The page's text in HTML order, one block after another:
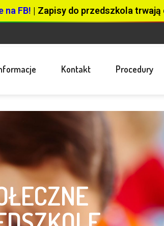
na FB! | Zapisy do przedszkola trwają
Kontakt Procedury